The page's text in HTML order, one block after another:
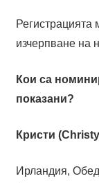
изчерпване на
Кои са
показани?
Кристи
Ирландия,